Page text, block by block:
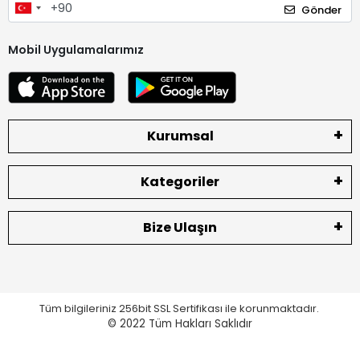
Gönder
Mobil Uygulamalarımız
Kurumsal
Kategoriler
Bize Ulaşın
Tüm bilgileriniz 256bit SSL Sertifikası ile korunmaktadır.
© 2022 Tüm Hakları Saklıdır